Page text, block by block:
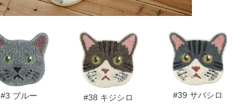
#3 ブルー #38 キジシロ #39 サバシロ